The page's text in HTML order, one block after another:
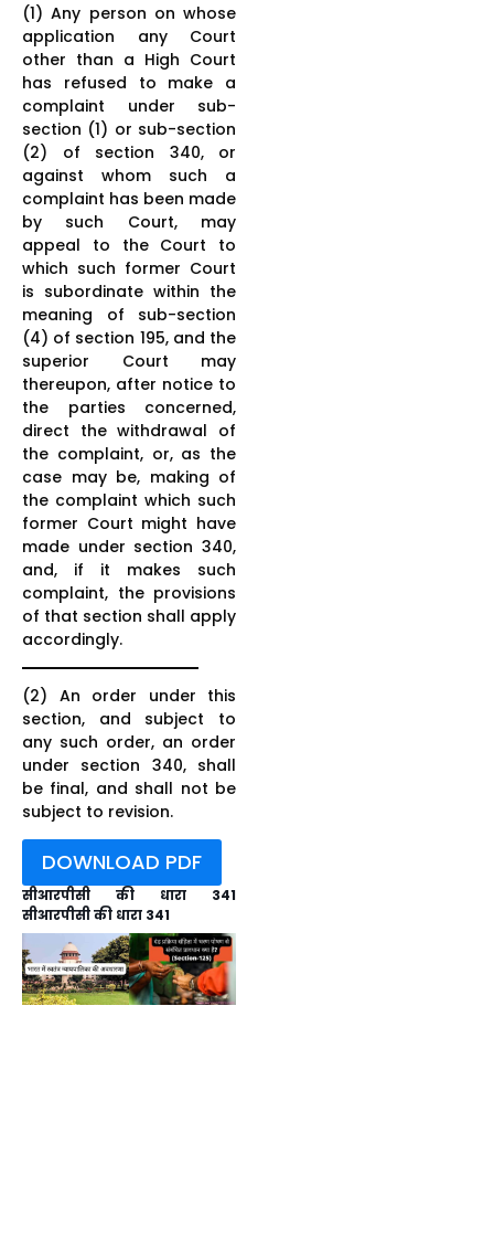
(1) Any person on whose
application any Court
other than a High Court
has refused to make a
complaint under sub-
section (1) or sub-section
(2) of section 340, or
against whom such a
complaint has been made
by such Court, may
appeal to the Court to
which such former Court
is subordinate within the
meaning of sub-section
(4) of section 195, and the
superior Court may
thereupon, after notice to
the parties concerned,
direct the withdrawal of
the complaint, or, as the
case may be, making of
the complaint which such
former Court might have
made under section 340,
and, if it makes such
complaint, the provisions
of that section shall apply
accordingly.
(2) An order under this
section, and subject to
any such order, an order
under section 340, shall
be final, and shall not be
subject to revision.
DOWNLOAD PDF
सीआरपीसी की धारा 341
सीआरपीसी की धारा 341